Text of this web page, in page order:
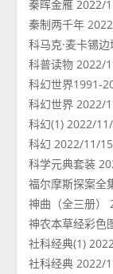
秦晖金雁 2022/
秦制两千年
科马克·麦卡锡
科普读物 2022/
科幻世界1991-
科幻世界 2022/
科幻(1) 2022/
科幻 2022/11/
科学元典套装
福尔摩斯探案全
神曲（全三册）
神农本草经彩色
社科经典(1)
社科经典 2022/